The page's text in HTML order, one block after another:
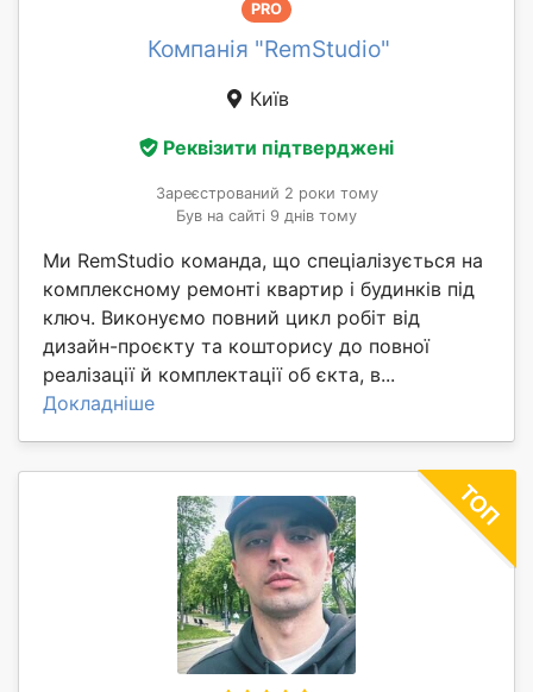
PRO
Компанія "RemStudio"
Київ
Реквізити підтверджені
Зареєстрований 2 роки тому
Був на сайті 9 днів тому
Ми RemStudio команда, що спеціалізується на
комплексному ремонті квартир і будинків під
ключ. Виконуємо повний цикл робіт від
дизайн-проєкту та кошторису до повної
реалізації й комплектації об єкта, в...
Докладніше